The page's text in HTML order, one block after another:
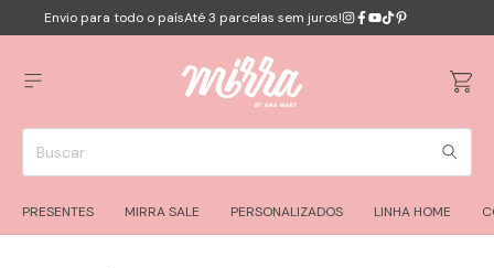
Envio para todo o paísAté 3 parcelas sem juros!
PRESENTES MIRRA SALE PERSONALIZADOS LINHA HOME